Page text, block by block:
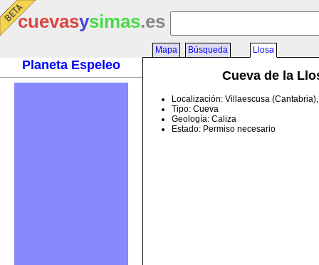
cuevasysimas.es
Planeta Espeleo
Mapa Búsqueda Llosa
Cueva de la
Localización: Villaescusa
Tipo: Cueva
Geología: Caliza
Estado: Permiso necesario